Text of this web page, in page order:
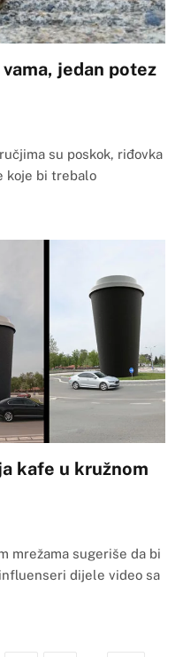
jedan potez
su poskok, riđovka
koje bi trebalo
kafe u kružnom
mrežama sugeriše da bi
dijele video sa